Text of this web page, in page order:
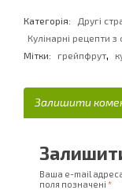
Категорія: Другі
Кулінарні рецепти з
Мітки:
грейпфрут,
Залишити
Ваша e-mail
поля позначені *